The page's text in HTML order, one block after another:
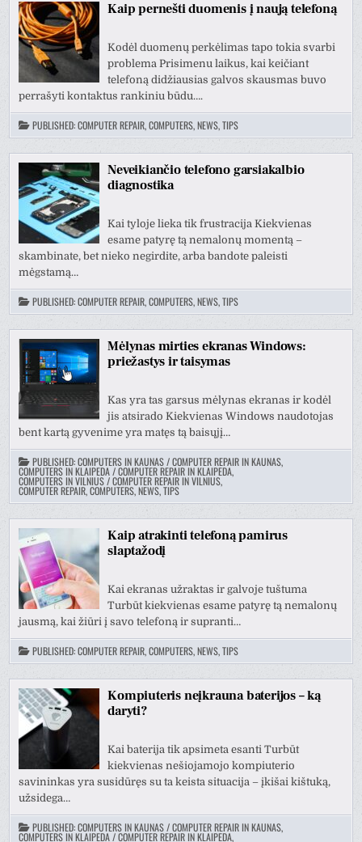
Kaip pernešti duomenis į naują telefoną
Kodėl duomenų perkėlimas tapo tokia svarbi
problema Prisimenu laikus, kai keičiant
telefoną didžiausias galvos skausmas buvo
perrašyti kontaktus rankiniu būdu….
PUBLISHED:COMPUTER REPAIR, COMPUTERS, NEWS, TIPS
Neveikiančio telefono garsiakalbio
diagnostika
Kai tyloje lieka tik frustracija Kiekvienas
esame patyrę tą nemalonų momentą –
skambinate, bet nieko negirdite, arba bandote paleisti
mėgstamą…
PUBLISHED:COMPUTER REPAIR, COMPUTERS, NEWS, TIPS
Mėlynas mirties ekranas Windows:
priežastys ir taisymas
Kas yra tas garsus mėlynas ekranas ir kodėl
jis atsirado Kiekvienas Windows naudotojas
bent kartą gyvenime yra matęs tą baisųjį…
PUBLISHED:COMPUTERS IN KAUNAS / COMPUTER REPAIR IN KAUNAS,
COMPUTERS IN KLAIPEDA / COMPUTER REPAIR IN KLAIPEDA,
COMPUTERS IN VILNIUS / COMPUTER REPAIR IN VILNIUS,
COMPUTER REPAIR, COMPUTERS, NEWS, TIPS
Kaip atrakinti telefoną pamirus
slaptažodį
Kai ekranas užraktas ir galvoje tuštuma
Turbūt kiekvienas esame patyrę tą nemalonų
jausmą, kai žiūri į savo telefoną ir supranti…
PUBLISHED:COMPUTER REPAIR, COMPUTERS, NEWS, TIPS
Kompiuteris neįkrauna baterijos – ką
daryti?
Kai baterija tik apsimeta esanti Turbūt
kiekvienas nešiojamojo kompiuterio
savininkas yra susidūręs su ta keista situacija – įkišai kištuką,
užsidega…
PUBLISHED:COMPUTERS IN KAUNAS / COMPUTER REPAIR IN KAUNAS,
COMPUTERS IN KLAIPEDA / COMPUTER REPAIR IN KLAIPEDA,